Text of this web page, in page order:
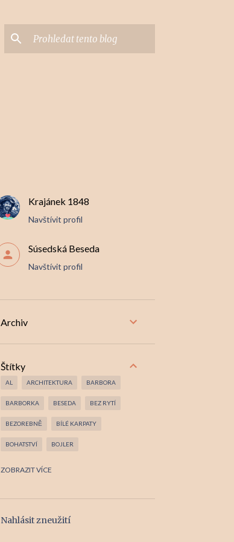
Krajánek 1848
Navštívit profil
Súsedská Beseda
Navštívit profil
Archiv
Štítky
AL ARCHITEKTURA BARBORA
BARBORKA BESEDA BEZ RYTÍ
BEZOREBNĚ BÍLÉ KARPATY
BOHATSTVÍ BOJLER
ZOBRAZIT VÍCE
Nahlásit zneužití